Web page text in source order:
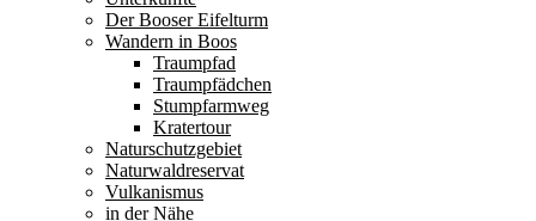
Der Booser Eifelturm
Wandern in Boos
Traumpfad
Traumpfädchen
Stumpfarmweg
Kratertour
Naturschutzgebiet
Naturwaldreservat
Vulkanismus
in der Nähe